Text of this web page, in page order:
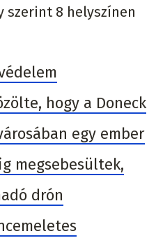
szerint 8 helyszínen
hogy a Doneck
egy ember
megsebesültek,
drón